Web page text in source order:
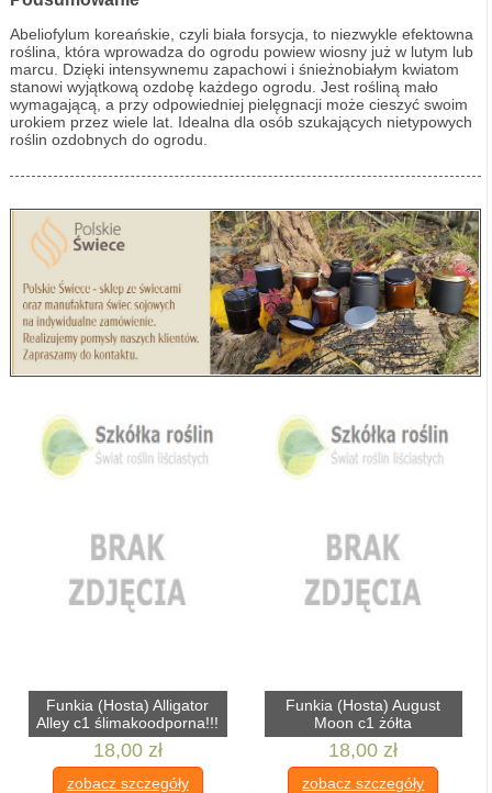
Abeliofylum koreańskie, czyli biała forsycja, to niezwykle efektowna
roślina, która wprowadza do ogrodu powiew wiosny już w lutym lub
marcu. Dzięki intensywnemu zapachowi i śnieżnobiałym kwiatom
stanowi wyjątkową ozdobę każdego ogrodu. Jest rośliną mało
wymagającą, a przy odpowiedniej pielęgnacji może cieszyć swoim
urokiem przez wiele lat. Idealna dla osób szukających nietypowych
roślin ozdobnych do ogrodu.
Funkia (Hosta) Alligator
Alley c1 ślimakoodporna!!!
18,00 zł
zobacz szczegóły
Funkia (Hosta) August
Moon c1 żółta
18,00 zł
zobacz szczegóły